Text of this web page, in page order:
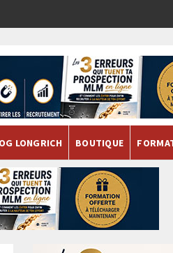
LONGRICH BOUTIQUE